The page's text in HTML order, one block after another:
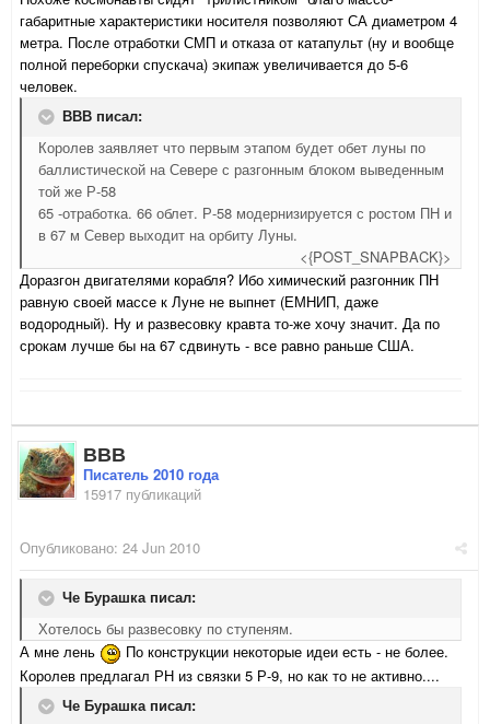
габаритные характеристики носителя позволяют СА диаметром 4
метра. После отработки СМП и отказа от катапульт (ну и вообще
полной переборки спускача) экипаж увеличивается до 5-6
человек.
ВВВ писал:
Королев заявляет что первым этапом будет обет луны по
баллистической на Севере с разгонным блоком выведенным
той же Р-58
65 -отработка. 66 облет. Р-58 модернизируется с ростом ПН и
в 67 м Север выходит на орбиту Луны.
<{POST_SNAPBACK}>
Доразгон двигателями корабля? Ибо химический разгонник ПН
равную своей массе к Луне не выпнет (ЕМНИП, даже
водородный). Ну и развесовку кравта то-же хочу значит. Да по
срокам лучше бы на 67 сдвинуть - все равно раньше США.
ВВВ
Писатель 2010 года
15917 публикаций
Опубликовано: 24 Jun 2010
Че Бурашка писал:
Хотелось бы развесовку по ступеням.
А мне лень
По конструкции некоторые идеи есть - не более.
Королев предлагал РН из связки 5 Р-9, но как то не активно....
Че Бурашка писал: